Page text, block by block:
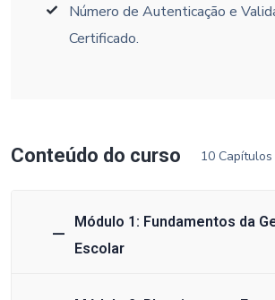
Número de Autenticação e
Certificado.
Conteúdo do curso 10 Capítulos
Módulo 1: Fundamentos da
Escolar